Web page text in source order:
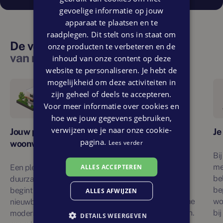
De voordelen
van nieuw wonen
Jouw persoonlijke
woonwensen
Een plezierige en
duurzame woonervaring
begint met
nieuwbouwwoningen, die
moderne faciliteiten en
Je woont duurzaam
Nieuwbouw bevordert
klimaatneutraal leven
door innovatieve,
energiezuinige
ontwerpen en duurzame
materialen te omarmen.
bij
gevoelige informatie op jouw
apparaat te plaatsen en te
raadplegen. Dit stelt ons in staat om
onze producten te verbeteren en de
inhoud van onze content op deze
website te personaliseren. Je hebt de
mogelijkheid om deze activiteiten in
zijn geheel of deels te accepteren.
Voor meer informatie over cookies en
hoe we jouw gegevens gebruiken,
verwijzen we je naar onze cookie-
pagina. Lees verder
ALLES ACCEPTEREN
ALLES AFWIJZEN
DETAILS WEERGEVEN